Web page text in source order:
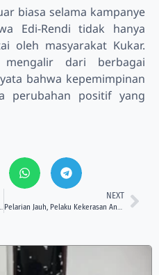
biasa selama kampanye
Edi-Rendi tidak hanya
oleh masyarakat Kukar.
dari berbagai
bahwa kepemimpinan
perubahan positif yang
Sosial Meningkat!
NEXT
Pelarian Jauh, Pelaku Kekerasan Anak Tertangkap